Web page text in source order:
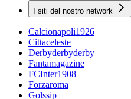
I siti del nostro network
Calcionapoli1926
Cittaceleste
Derbyderbyderby
Fantamagazine
FCInter1908
Forzaroma
Golssip